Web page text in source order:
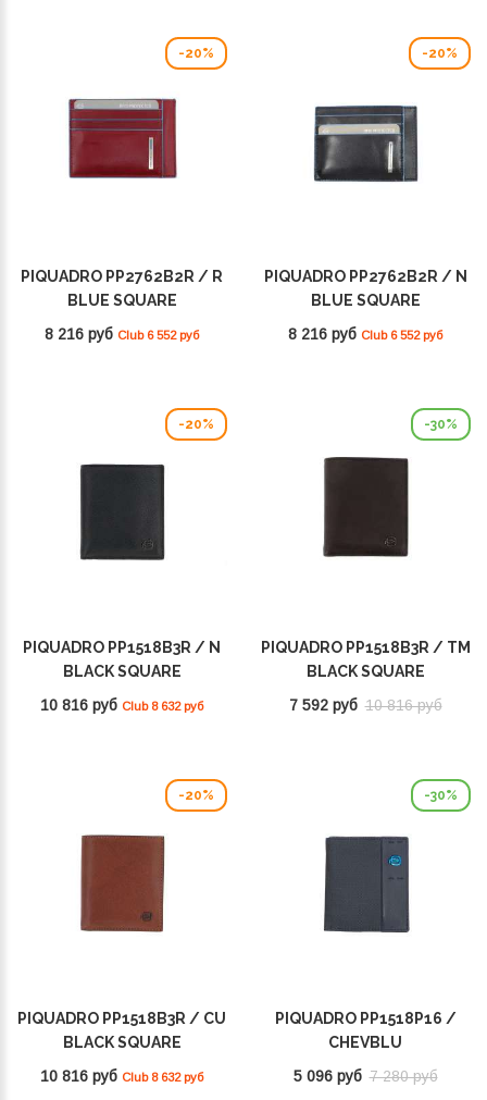
-20%
PIQUADRO PP2762B2R / R
BLUE SQUARE
8 216 руб Club 6 552 руб
-20%
PIQUADRO PP2762B2R / N
BLUE SQUARE
8 216 руб Club 6 552 руб
-20%
PIQUADRO PP1518B3R / N
BLACK SQUARE
10 816 руб Club 8 632 руб
-30%
PIQUADRO PP1518B3R / TM
BLACK SQUARE
7 592 руб 10 816 руб
-20%
PIQUADRO PP1518B3R / CU
BLACK SQUARE
10 816 руб Club 8 632 руб
-30%
PIQUADRO PP1518P16 /
CHEVBLU
5 096 руб 7 280 руб